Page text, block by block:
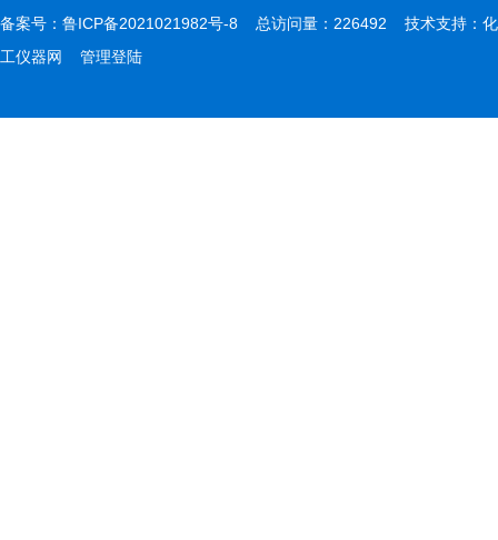
备案号： 鲁ICP备2021021982号-8 总访问量：226492 技术支持： 化
工仪器网
管理登陆